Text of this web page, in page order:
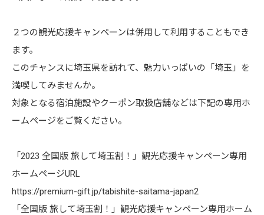
２つの観光応援キャンペーンは併用して利用することもでき
ます。
このチャンスに埼玉県を訪れて、魅力いっぱいの「埼玉」を
満喫してみませんか。
対象となる宿泊施設やクーポン取扱店舗などは下記の専用ホ
ームページをご覧ください。
「2023 全国版 旅して埼玉割！」観光応援キャンペーン専用
ホームページURL
https://premium-gift.jp/tabishite-saitama-japan2
「全国版 旅して埼玉割！」観光応援キャンペーン専用ホーム